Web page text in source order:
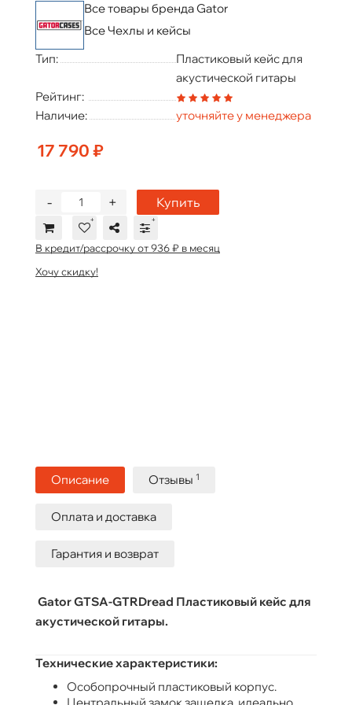
Все товары бренда Gator
Все Чехлы и кейсы
Тип:
Пластиковый кейс для
акустической гитары
Рейтинг:
Наличие:
уточняйте у менеджера
17 790 ₽
+
- Купить
В кредит/рассрочку от 936 ₽ в месяц
Хочу скидку!
Описание Отзывы 1
Оплата и доставка
Гарантия и возврат
Gator GTSA-GTRDread Пластиковый кейс для
акустической гитары.
Технические характеристики:
Особопрочный пластиковый корпус.